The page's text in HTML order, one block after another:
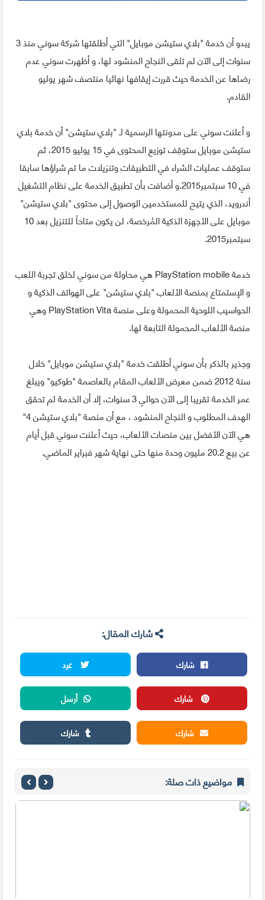
يبدو أن خدمة "بلاي ستيشن موبايل" التي أطلقتها شركة سوني منذ 3
سنوات إلى الآن لم تلقى النجاح المنشود لها، و أظهرت سوني عدم
رضاها عن الخدمة حيث قررت إيقافها نهائيا منتصف شهر يوليو
القادم.
و أعلنت سوني على مدونتها الرسمية لـ "بلاي ستيشن" أن خدمة بلاي
ستيشن موبايل ستوقِف توزيع المحتوى في 15 يوليو 2015، ثم
ستوقف عمليات الشراء في التطبيقات وتنزيلات ما تم شراؤها سابقا
في 10 سبتمبر2015.و أضافت بأن تطبيق الخدمة على نظام التشغيل
أندرويد، الذي يتيح للمستخدمين الوصول إلى محتوى "بلاي ستيشن"
موبايل على الأجهزة الذكية المُرخصة، لن يكون متاحاً للتنزيل بعد 10
سبتمبر2015.
خدمة PlayStation mobile هي محاولة من سوني لخلق تجربة اللعب
و الإستمتاع بمنصة الألعاب "بلاي ستيشن" على الهواتف الذكية و
الحواسيب اللوحية المحمولة وعلى منصة PlayStation Vita وهي
منصة الألعاب المحمولة التابعة لها.
وجذير بالذكر بأن سوني أطلقت خدمة "بلاي ستيشن موبايل" خلال
سنة 2012 ضمن معرض الألعاب المقام بالعاصمة "طوكيو" ويبلغ
عمر الخدمة تقريبا إلى الآن حوالي 3 سنوات، إلا أن الخدمة لم تحقق
الهدف المطلوب و النجاح المنشود ، مع أن منصة "بلاي ستيشن 4"
هي الآن الأفضل بين منصات الألعاب، حيث أعلنت سوني قبل أيام
عن بيع 20.2 مليون وحدة منها حتى نهاية شهر فبراير الماضي.
شارك المقال:
شارك
غرد
شارك
أرسل
شارك
شارك
مواضيع ذات صلة: